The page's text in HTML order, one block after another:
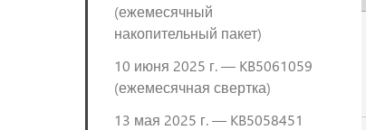
(ежемесячный
накопительный пакет)
10 июня 2025 г. — KB5061059
(ежемесячная свертка)
13 мая 2025 г. — KB5058451